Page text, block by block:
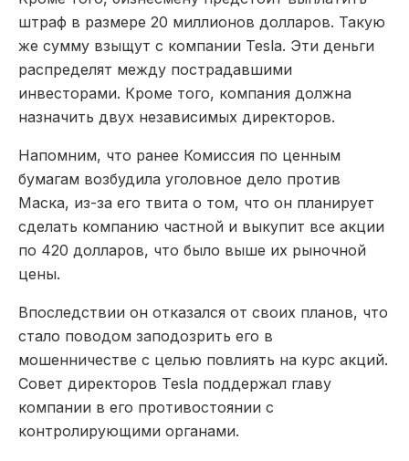
штраф в размере 20 миллионов долларов. Такую
же сумму взыщут с компании Tesla. Эти деньги
распределят между пострадавшими
инвесторами. Кроме того, компания должна
назначить двух независимых директоров.
Напомним, что ранее Комиссия по ценным
бумагам возбудила уголовное дело против
Маска, из-за его твита о том, что он планирует
сделать компанию частной и выкупит все акции
по 420 долларов, что было выше их рыночной
цены.
Впоследствии он отказался от своих планов, что
стало поводом заподозрить его в
мошенничестве с целью повлиять на курс акций.
Совет директоров Tesla поддержал главу
компании в его противостоянии с
контролирующими органами.